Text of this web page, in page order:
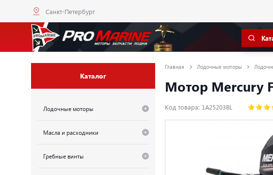
Санкт-Петербург
Каталог
Лодочные моторы
Масла и расходники
Гребные винты
Главная Лодочные моторы
Мотор Mercury
Код товара: 1A25203BL